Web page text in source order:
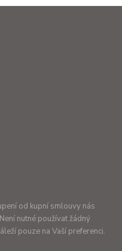
od kupní smlouvy nás
nutné používat žádný
pouze na Vaší preferenci.